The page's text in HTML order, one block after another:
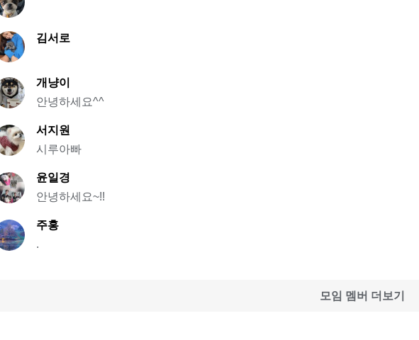
김서로
개냥이
안녕하세요^^
서지원
시루아빠
윤일경
안녕하세요~!!
주홍
.
모임 멤버 더보기